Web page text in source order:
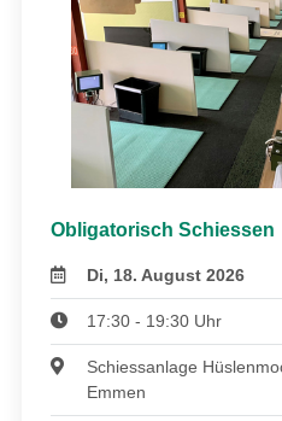
Obligatorisch Schiessen
Di, 18. August 2026
17:30 - 19:30 Uhr
Schiessanlage
Emmen